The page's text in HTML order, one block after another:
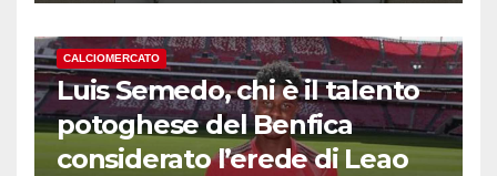
CALCIOMERCATO
Luis Semedo, chi è il talento
potoghese del Benfica
considerato l’erede di Leao